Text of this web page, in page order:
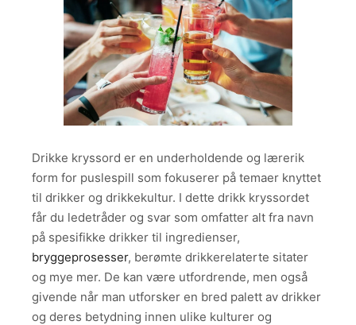
Drikke kryssord er en underholdende og lærerik
form for puslespill som fokuserer på temaer knyttet
til drikker og drikkekultur. I dette drikk kryssordet
får du ledetråder og svar som omfatter alt fra navn
på spesifikke drikker til ingredienser,
bryggeprosesser, berømte drikkerelaterte sitater
og mye mer. De kan være utfordrende, men også
givende når man utforsker en bred palett av drikker
og deres betydning innen ulike kulturer og